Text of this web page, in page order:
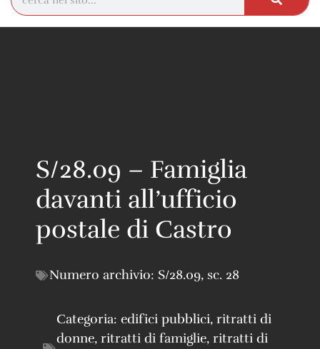
S/28.09 – Famiglia
davanti all’ufficio
postale di Castro
Numero archivio: S/28.09, sc. 28
Categoria: edifici pubblici, ritratti di
donne, ritratti di famiglie, ritratti di